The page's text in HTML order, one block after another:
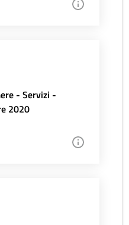
- Servizi -
2020